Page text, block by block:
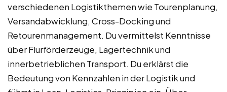
verschiedenen Logistikthemen wie Tourenplanung,
Versandabwicklung, Cross-Docking und
Retourenmanagement. Du vermittelst Kenntnisse
über Flurförderzeuge, Lagertechnik und
innerbetrieblichen Transport. Du erklärst die
Bedeutung von Kennzahlen in der Logistik und